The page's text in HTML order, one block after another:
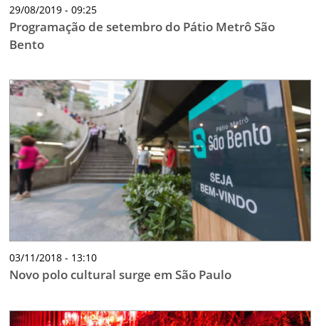
29/08/2019 - 09:25
Programação de setembro do Pátio Metrô São
Bento
03/11/2018 - 13:10
Novo polo cultural surge em São Paulo